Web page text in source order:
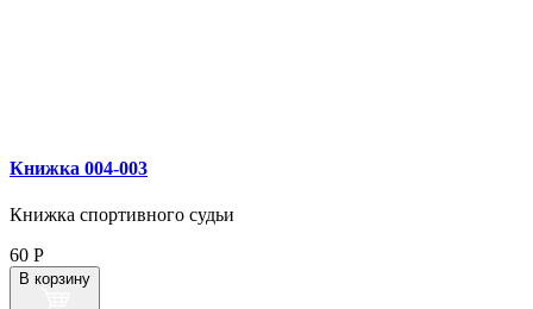
Книжка 004‑003
Книжка спортивного судьи
60 Р
В корзину